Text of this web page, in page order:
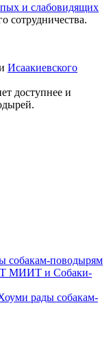
и слабовидящих
сотрудничества.
Исаакиевского
доступнее и
собакам-поводырям
МИИТ и Собаки-
рады собакам-